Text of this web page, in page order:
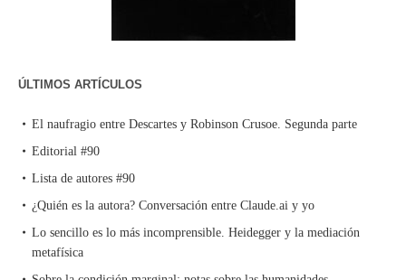
ÚLTIMOS ARTÍCULOS
El naufragio entre Descartes y Robinson Crusoe. Segunda parte
Editorial #90
Lista de autores #90
¿Quién es la autora? Conversación entre Claude.ai y yo
Lo sencillo es lo más incomprensible. Heidegger y la mediación
metafísica